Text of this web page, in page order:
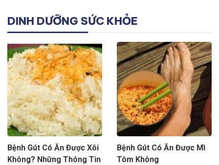
DINH DƯỠNG SỨC KHỎE
Bệnh Gút Có Ăn Được Xôi
Không? Những Thông Tin
Bệnh Gút Có Ăn Được Mì
Tôm Không